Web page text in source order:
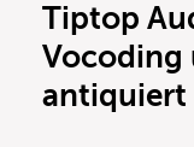
Tiptop
Vocoding
antiquiert